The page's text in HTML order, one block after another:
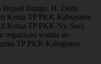
Bupati Bungo, H. Dedy
Ketua TP PKK Kabupaten
Ketua TP PKK Ny. Suci
organisasi wanita se-
TP PKK Kabupaten